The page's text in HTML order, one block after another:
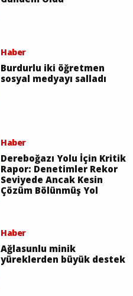
Haber
Burdurlu iki öğretmen
sosyal medyayı salladı
Haber
Dereboğazı Yolu İçin Kritik
Rapor: Denetimler Rekor
Seviyede Ancak Kesin
Çözüm Bölünmüş Yol
Haber
Ağlasunlu minik
yüreklerden büyük destek